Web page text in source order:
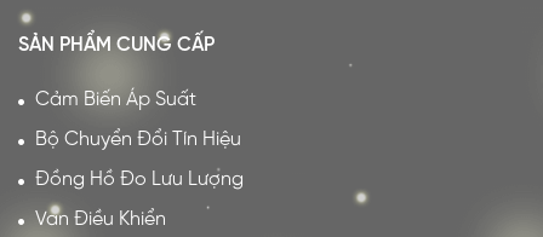
SẢN PHẨM CUNG CẤP
Cảm Biến Áp Suất
Bộ Chuyển Đổi Tín Hiệu
Đồng Hồ Đo Lưu Lượng
Van Điều Khiển